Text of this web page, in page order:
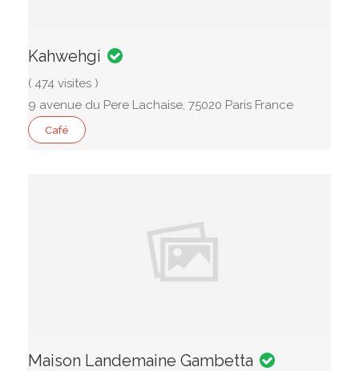
Kahwehgi
( 474 visites )
9 avenue du Pere Lachaise, 75020 Paris France
Café
Maison Landemaine Gambetta